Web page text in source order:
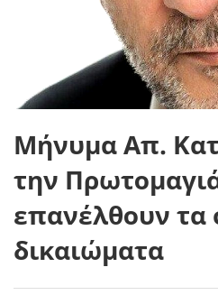
Μήνυμα Απ.
την
επανέλθουν τα
δικαιώματα